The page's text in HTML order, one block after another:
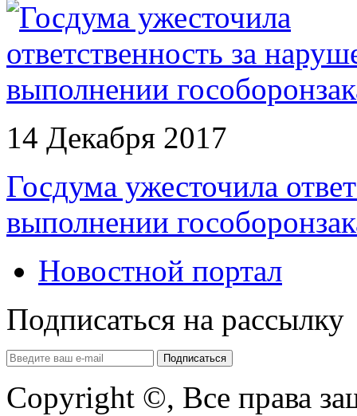
14 Декабря 2017
Госдума ужесточила
выполнении
Новостной портал
Подписаться на рассылку
Copyright ©, Все права